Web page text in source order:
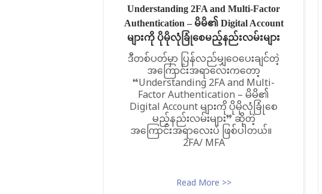
Understanding 2FA and Multi-Factor
Authentication – မိမိ၏ Digital Account
များကို ပိုမိုလုံခြုံစေမည့်နည်းလမ်းများ
ဒီတစ်ပတ်မှာ ပြန်လည်မျှဝေပေးချင်တဲ့
အကြောင်းအရာလေးကတော့
“Understanding 2FA and Multi-
Factor Authentication – မိမိ၏
Digital Account များကို ပိုမိုလုံခြုံစေ
မည့်နည်းလမ်းများ” ဆိုတဲ့
အကြောင်းအရာလေးပဲ ဖြစ်ပါတယ်။
2FA/ MFA
Read More >>